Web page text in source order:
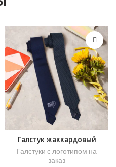
Галстук жаккардовый
Галстуки с логотипом на
заказ